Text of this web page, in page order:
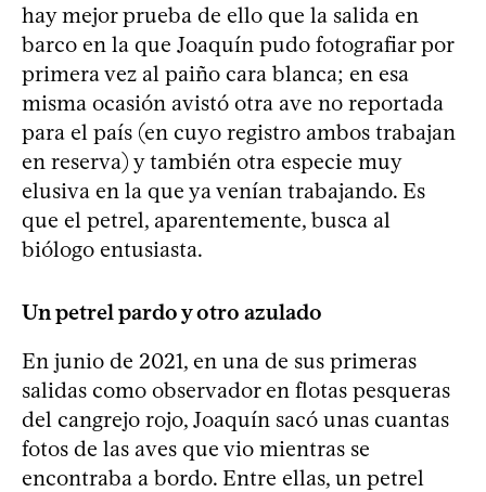
hay mejor prueba de ello que la salida en
barco en la que Joaquín pudo fotografiar por
primera vez al paiño cara blanca; en esa
misma ocasión avistó otra ave no reportada
para el país (en cuyo registro ambos trabajan
en reserva) y también otra especie muy
elusiva en la que ya venían trabajando. Es
que el petrel, aparentemente, busca al
biólogo entusiasta.
Un petrel pardo y otro azulado
En junio de 2021, en una de sus primeras
salidas como observador en flotas pesqueras
del cangrejo rojo, Joaquín sacó unas cuantas
fotos de las aves que vio mientras se
encontraba a bordo. Entre ellas, un petrel